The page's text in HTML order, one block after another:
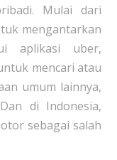
Mulai dari
mengantarkan
aplikasi uber,
mencari atau
umum lainnya,
di Indonesia,
sebagai salah